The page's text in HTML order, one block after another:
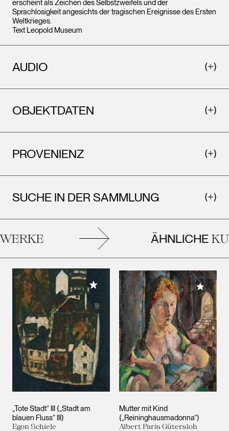
erscheint als Zeichen des Selbstzweifels und der
Sprachlosigkeit angesichts der tragischen Ereignisse des Ersten
Weltkrieges.
Text Leopold Museum
AUDIO
OBJEKTDATEN
PROVENIENZ
SUCHE IN DER SAMMLUNG
ÄHNLICHE
„Tote Stadt“ III („Stadt am
blauen Fluss“ III)
Egon Schiele
Meiner Sammlung hinzufügen
Mutter mit Kind
(„Reininghausmadonna“)
Albert Paris Gütersloh
Meiner